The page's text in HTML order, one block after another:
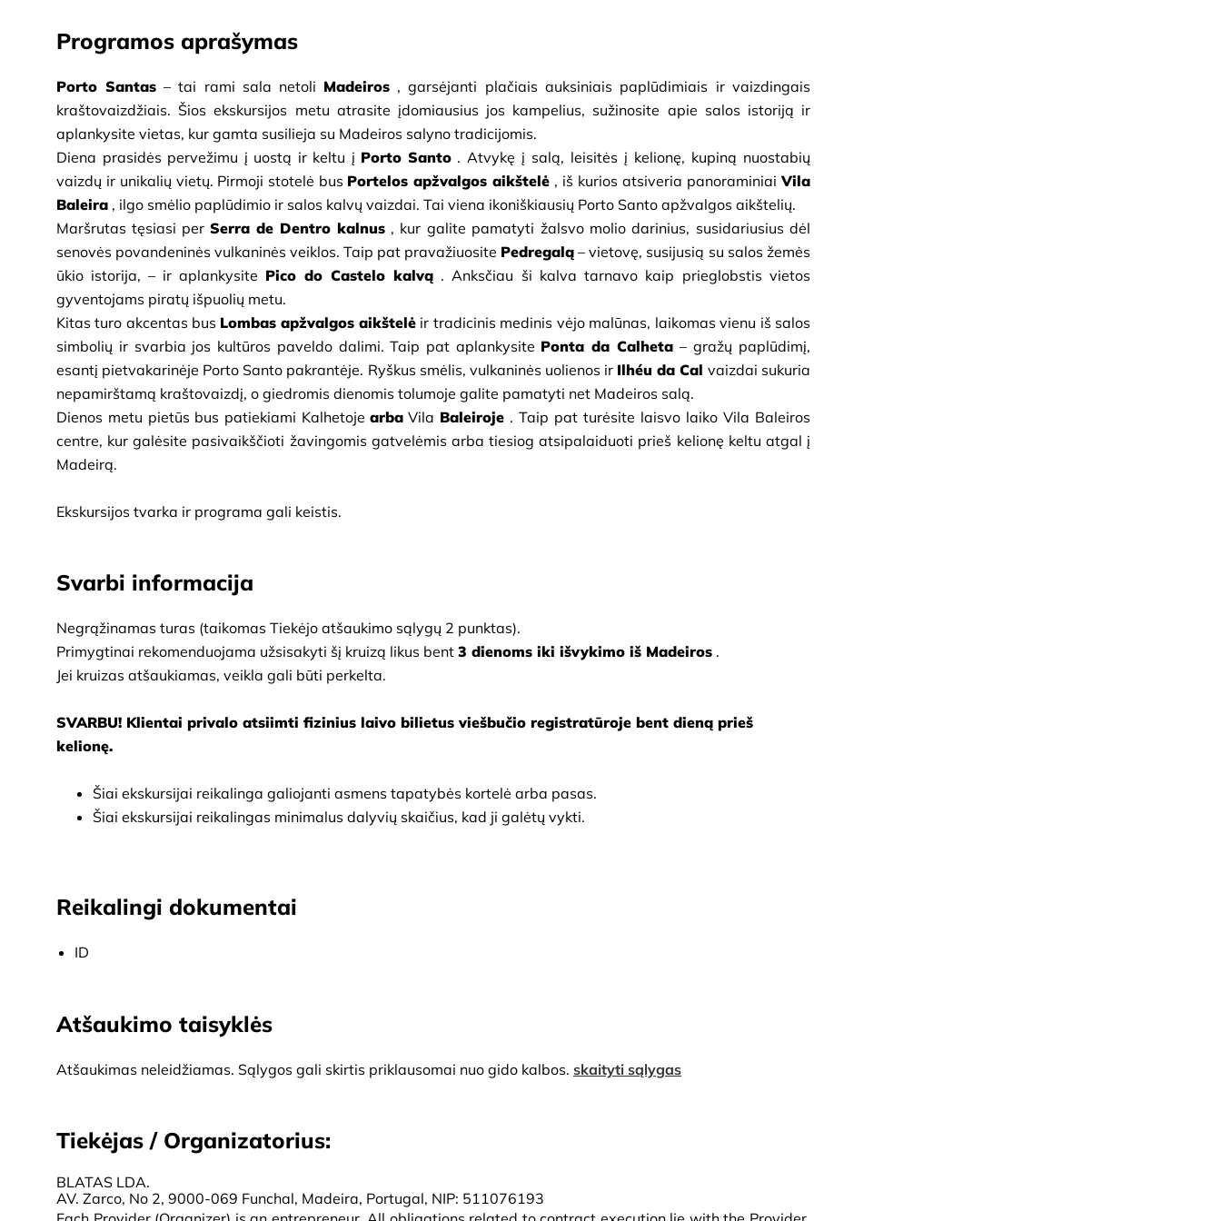
Programos aprašymas
Porto Santas – tai rami sala netoli Madeiros , garsėjanti plačiais auksiniais paplūdimiais ir vaizdingais
kraštovaizdžiais. Šios ekskursijos metu atrasite įdomiausius jos kampelius, sužinosite apie salos istoriją ir
aplankysite vietas, kur gamta susilieja su Madeiros salyno tradicijomis.
Diena prasidės pervežimu į uostą ir keltu į Porto Santo . Atvykę į salą, leisitės į kelionę, kupiną nuostabių
vaizdų ir unikalių vietų. Pirmoji stotelė bus Portelos apžvalgos aikštelė , iš kurios atsiveria panoraminiai Vila
Baleira , ilgo smėlio paplūdimio ir salos kalvų vaizdai. Tai viena ikoniškiausių Porto Santo apžvalgos aikštelių.
Maršrutas tęsiasi per Serra de Dentro kalnus , kur galite pamatyti žalsvo molio darinius, susidariusius dėl
senovės povandeninės vulkaninės veiklos. Taip pat pravažiuosite Pedregalą – vietovę, susijusią su salos žemės
ūkio istorija, – ir aplankysite Pico do Castelo kalvą . Anksčiau ši kalva tarnavo kaip prieglobstis vietos
gyventojams piratų išpuolių metu.
Kitas turo akcentas bus Lombas apžvalgos aikštelė ir tradicinis medinis vėjo malūnas, laikomas vienu iš salos
simbolių ir svarbia jos kultūros paveldo dalimi. Taip pat aplankysite Ponta da Calheta – gražų paplūdimį,
esantį pietvakarinėje Porto Santo pakrantėje. Ryškus smėlis, vulkaninės uolienos ir Ilhéu da Cal vaizdai sukuria
nepamirštamą kraštovaizdį, o giedromis dienomis tolumoje galite pamatyti net Madeiros salą.
Dienos metu pietūs bus patiekiami Kalhetoje arba Vila Baleiroje . Taip pat turėsite laisvo laiko Vila Baleiros
centre, kur galėsite pasivaikščioti žavingomis gatvelėmis arba tiesiog atsipalaiduoti prieš kelionę keltu atgal į
Madeirą.
Ekskursijos tvarka ir programa gali keistis.
Svarbi informacija
Negrąžinamas turas (taikomas Tiekėjo atšaukimo sąlygų 2 punktas).
Primygtinai rekomenduojama užsisakyti šį kruizą likus bent 3 dienoms iki išvykimo iš Madeiros .
Jei kruizas atšaukiamas, veikla gali būti perkelta.
SVARBU! Klientai privalo atsiimti fizinius laivo bilietus viešbučio registratūroje bent dieną prieš
kelionę.
Šiai ekskursijai reikalinga galiojanti asmens tapatybės kortelė arba pasas.
Šiai ekskursijai reikalingas minimalus dalyvių skaičius, kad ji galėtų vykti.
Reikalingi dokumentai
ID
Atšaukimo taisyklės
Atšaukimas neleidžiamas. Sąlygos gali skirtis priklausomai nuo gido kalbos. skaityti sąlygas
Tiekėjas / Organizatorius:
BLATAS LDA.
AV. Zarco, No 2, 9000-069 Funchal, Madeira, Portugal, NIP: 511076193